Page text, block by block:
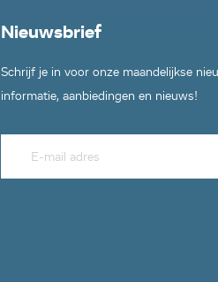
Nieuwsbrief
Schrijf je in voor onze maandelijkse
informatie, aanbiedingen en nieuws!